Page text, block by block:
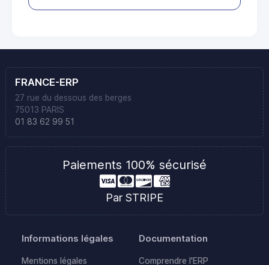
FRANCE-ERP
27 rue du dessous des berges
75013 PARIS
01 83 62 99 51
Paiements 100% sécurisé
Par STRIPE
Informations légales
Mentions légales
Documentation
Comprendre l'ERP